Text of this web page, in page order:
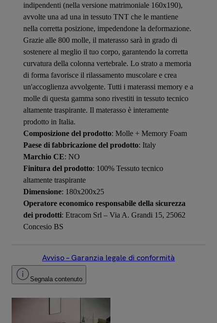
indipendenti (nella versione matrimoniale 160x190),
avvolte una ad una in tessuto TNT che le mantiene
nella corretta posizione, impedendone la deformazione.
Grazie alle 800 molle, il materasso sarà in grado di
sostenere al meglio il tuo corpo, garantendo la corretta
curvatura della colonna vertebrale. Lo strato a memoria
di forma favorisce il rilassamento muscolare e crea
un'accoglienza avvolgente. Tutti i materassi memory e a
molle di questa gamma sono rivestiti in tessuto tecnico
altamente traspirante. Il materasso è interamente
prodotto in Italia.
Composizione del prodotto: Molle + Memory Foam
Paese di fabbricazione del prodotto: Italy
Marchio CE: NO
Finitura del prodotto: 100% Tessuto tecnico
altamente traspirante
Dimensione: 180x200x25
Operatore economico responsabile della sicurezza
dei prodotti: Etracom Srl – Via A. Grandi 15, 25062
Concesio BS
Avviso – Garanzia legale di conformità
Segnala contenuto